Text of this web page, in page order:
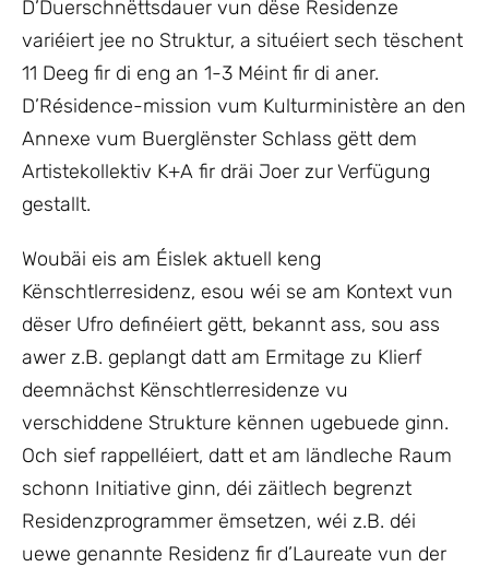
D’Duerschnëttsdauer vun dëse Residenze
variéiert jee no Struktur, a situéiert sech tëschent
11 Deeg fir di eng an 1-3 Méint fir di aner.
D’Résidence-mission vum Kulturministère an den
Annexe vum Buerglënster Schlass gëtt dem
Artistekollektiv K+A fir dräi Joer zur Verfügung
gestallt.
Woubäi eis am Éislek aktuell keng
Kënschtlerresidenz, esou wéi se am Kontext vun
dëser Ufro definéiert gëtt, bekannt ass, sou ass
awer z.B. geplangt datt am Ermitage zu Klierf
deemnächst Kënschtlerresidenze vu
verschiddene Strukture kënnen ugebuede ginn.
Och sief rappelléiert, datt et am ländleche Raum
schonn Initiative ginn, déi zäitlech begrenzt
Residenzprogrammer ëmsetzen, wéi z.B. déi
uewe genannte Residenz fir d’Laureate vun der